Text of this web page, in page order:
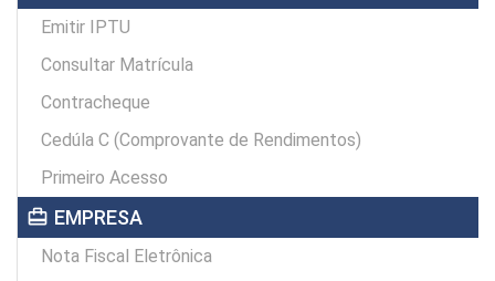
Emitir IPTU
Consultar Matrícula
Contracheque
Cedúla C (Comprovante de Rendimentos)
Primeiro Acesso
card_travel EMPRESA
Nota Fiscal Eletrônica